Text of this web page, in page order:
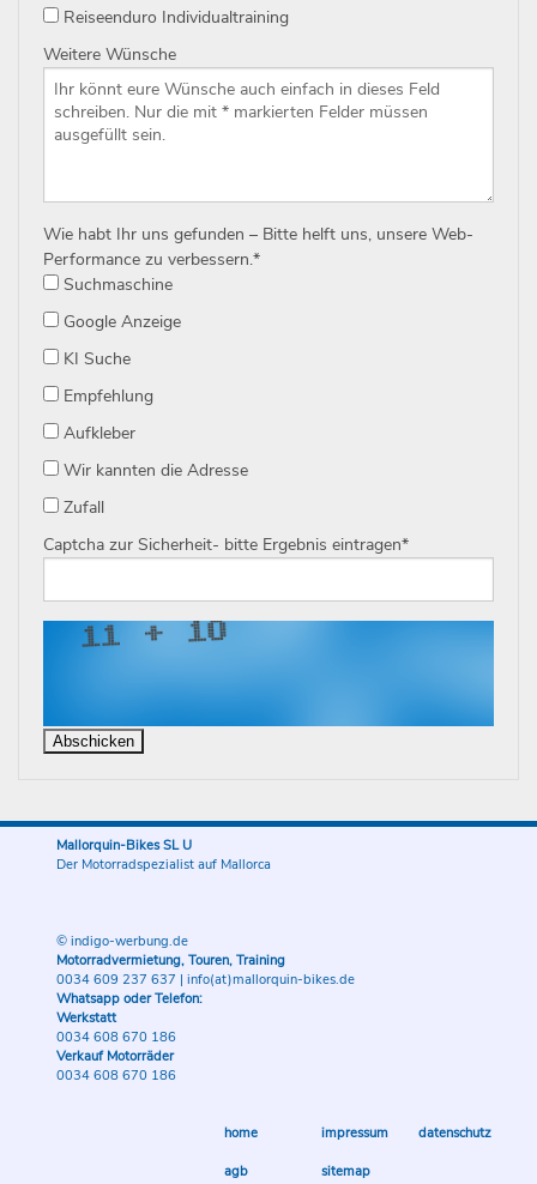
Reiseenduro Individualtraining
Weitere Wünsche
Wie habt Ihr uns gefunden – Bitte helft uns, unsere Web-
Performance zu verbessern.*
Suchmaschine
Google Anzeige
KI Suche
Empfehlung
Aufkleber
Wir kannten die Adresse
Zufall
Captcha zur Sicherheit- bitte Ergebnis eintragen*
Mallorquin-Bikes SL U
Der Motorradspezialist auf Mallorca
© indigo-werbung.de
Motorradvermietung, Touren, Training
0034 609 237 637 | info(at)mallorquin-bikes.de
Whatsapp oder Telefon:
Werkstatt
0034 608 670 186
Verkauf Motorräder
0034 608 670 186
home impressum datenschutz
agb sitemap